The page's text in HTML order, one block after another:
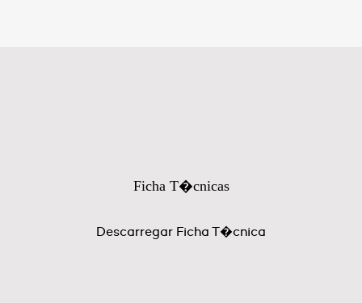
Ficha T�cnicas
Descarregar Ficha T�cnica